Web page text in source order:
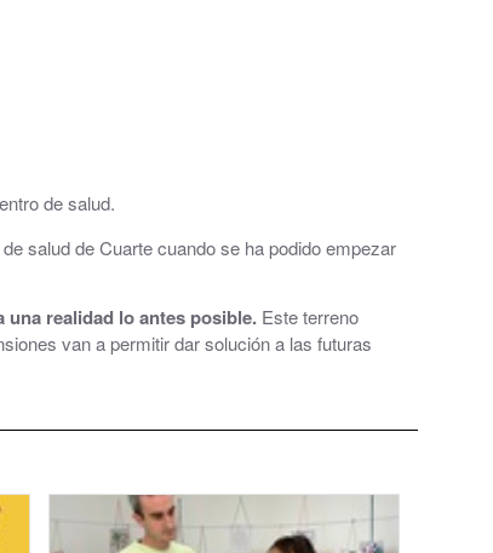
de salud.
salud de Cuarte cuando se ha podido empezar
realidad lo antes posible. Este terreno
van a permitir dar solución a las futuras